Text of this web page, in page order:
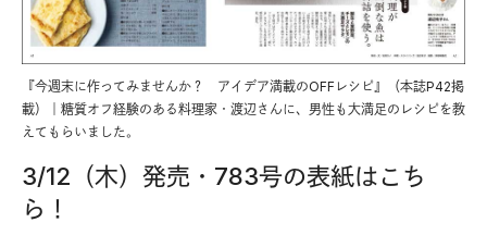
『今週末に作ってみませんか？ アイデア満載のOFFレシピ』（本誌P42掲
載）｜糖質オフ経験のある料理家・渡辺さんに、男性も大満足のレシピを教
えてもらいました。
3/12（木）発売・783号の表紙はこち
ら！